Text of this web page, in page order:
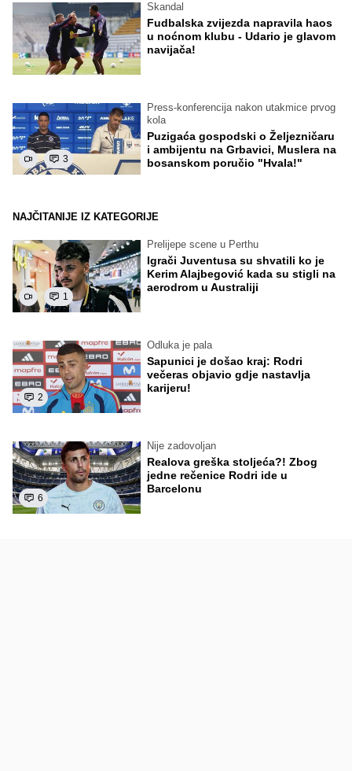
Skandal
Fudbalska zvijezda napravila haos
u noćnom klubu - Udario je glavom
navijača!
3
Press-konferencija nakon utakmice prvog
kola
Puzigaća gospodski o Željezničaru
i ambijentu na Grbavici, Muslera na
bosanskom poručio "Hvala!"
NAJČITANIJE IZ KATEGORIJE
1
Prelijepe scene u Perthu
Igrači Juventusa su shvatili ko je
Kerim Alajbegović kada su stigli na
aerodrom u Australiji
2
Odluka je pala
Sapunici je došao kraj: Rodri
večeras objavio gdje nastavlja
karijeru!
6
Nije zadovoljan
Realova greška stoljeća?! Zbog
jedne rečenice Rodri ide u
Barcelonu